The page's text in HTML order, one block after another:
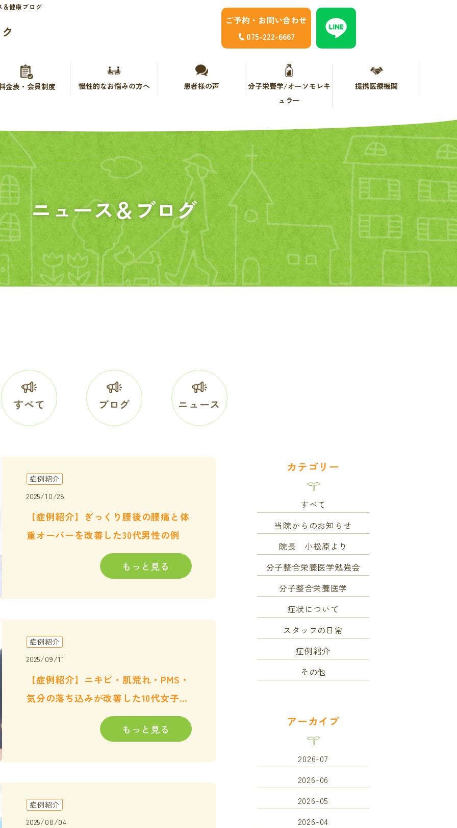
＆健康ブログ
ご予約・お問い合わせ
075-222-6667
金表・会員制度 慢性的なお悩みの方へ 患者様の声
分子栄養学/オーソモレキ
ュラー
提携医療機関
ニュース＆ブログ
すべて ブログ ニュース
症例紹介
2025/10/28
【症例紹介】ぎっくり腰後の腰痛と体
重オーバーを改善した30代男性の例
もっと見る
症例紹介
2025/09/11
【症例紹介】ニキビ・肌荒れ・PMS・
気分の落ち込みが改善した10代女子高
もっと見る
症例紹介
2025/08/04
カテゴリー
すべて
当院からのお知らせ
院長 小松原より
分子整合栄養医学勉強会
分子整合栄養医学
症状について
スタッフの日常
症例紹介
その他
アーカイブ
2026-07
2026-06
2026-05
2026-04